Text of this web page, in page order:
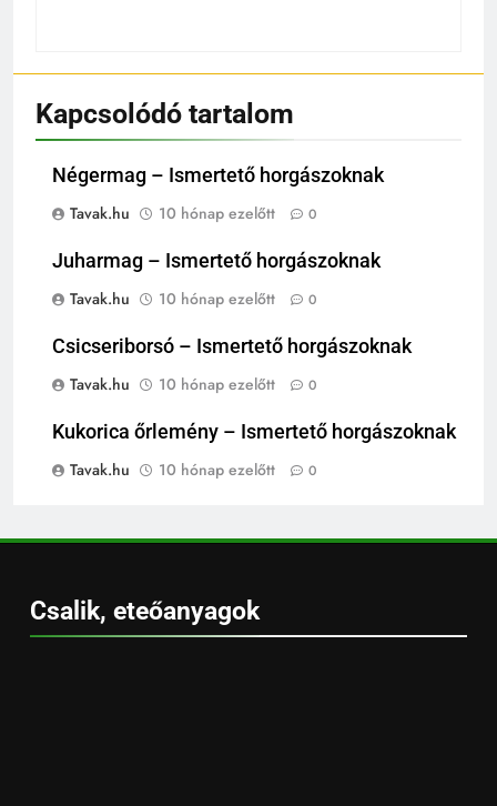
Kapcsolódó tartalom
Négermag – Ismertető horgászoknak
Tavak.hu
10 hónap ezelőtt 0
Juharmag – Ismertető horgászoknak
Tavak.hu
10 hónap ezelőtt 0
Csicseriborsó – Ismertető horgászoknak
Tavak.hu
10 hónap ezelőtt 0
Kukorica őrlemény – Ismertető horgászoknak
Tavak.hu
10 hónap ezelőtt 0
Csalik, eteőanyagok